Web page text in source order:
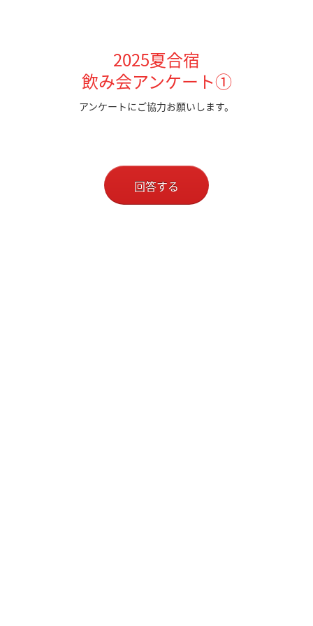
2025夏合宿
飲み会アンケート①
アンケートにご協力お願いします。
回答する